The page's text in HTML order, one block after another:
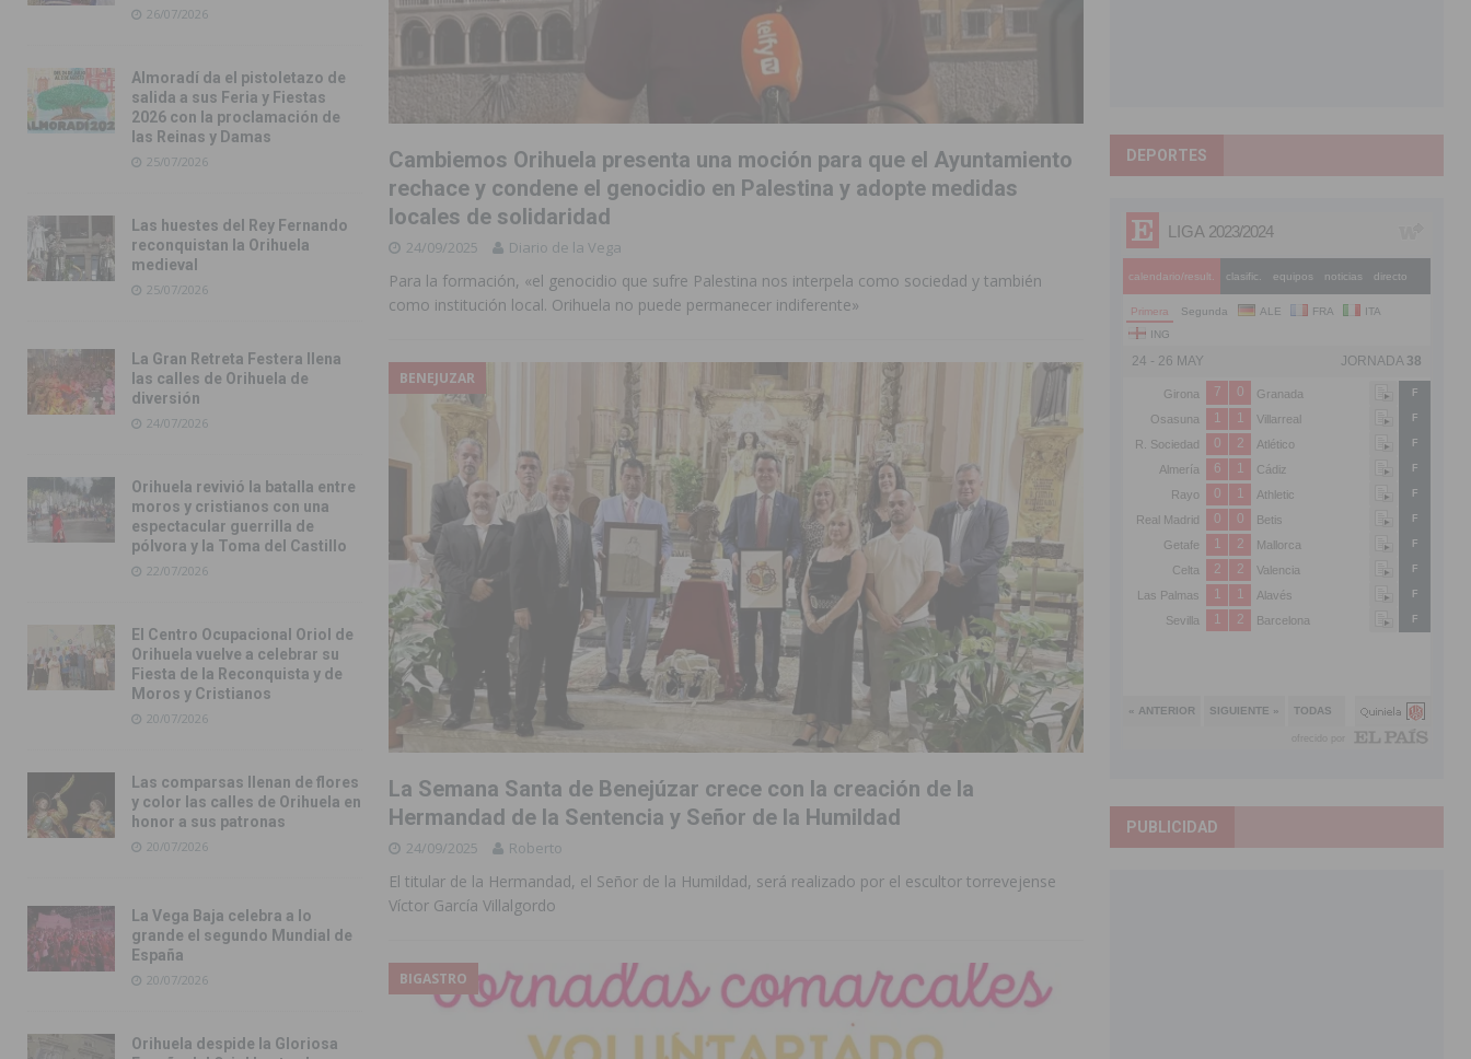
Cambiemos Orihuela presenta una moción para que el Ayuntamiento
rechace y condene el genocidio en Palestina y adopte medidas
locales de solidaridad
24/09/2025 Diario de la Vega
Para la formación, «el genocidio que sufre Palestina nos interpela como sociedad y también
como institución local. Orihuela no puede permanecer indiferente»
BENEJUZAR
La Semana Santa de Benejúzar crece con la creación de la
Hermandad de la Sentencia y Señor de la Humildad
24/09/2025 Roberto
El titular de la Hermandad, el Señor de la Humildad, será realizado por el escultor torrevejense
Víctor García Villalgordo
BIGASTRO
26/07/2026
Almoradí da el pistoletazo de
salida a sus Feria y Fiestas
2026 con la proclamación de
las Reinas y Damas
25/07/2026
Las huestes del Rey Fernando
reconquistan la Orihuela
medieval
25/07/2026
La Gran Retreta Festera llena
las calles de Orihuela de
diversión
24/07/2026
Orihuela revivió la batalla entre
moros y cristianos con una
espectacular guerrilla de
pólvora y la Toma del Castillo
22/07/2026
El Centro Ocupacional Oriol de
Orihuela vuelve a celebrar su
Fiesta de la Reconquista y de
Moros y Cristianos
20/07/2026
Las comparsas llenan de flores
y color las calles de Orihuela en
honor a sus patronas
20/07/2026
La Vega Baja celebra a lo
grande el segundo Mundial de
España
20/07/2026
Orihuela despide la Gloriosa
DEPORTES
PUBLICIDAD